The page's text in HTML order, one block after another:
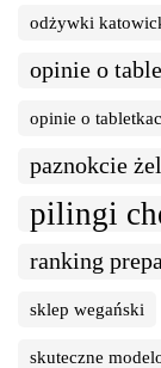
odżywki
opinie o
opinie o
paznokcie
pilingi
ranking
sklep wegański
skuteczne